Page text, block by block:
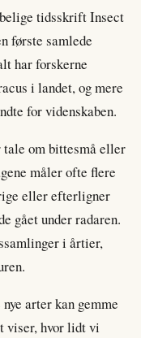
tidsskrift Insect
første samlede
har forskerne
i landet, og mere
for videnskaben.
om bittesmå eller
måler ofte flere
eller efterligner
gået under radaren.
i årtier,
arter kan gemme
viser, hvor lidt vi